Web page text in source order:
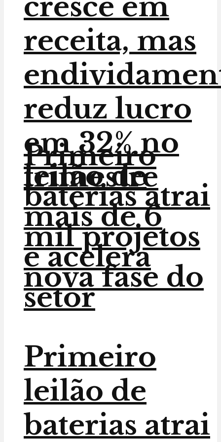
Primeiro
leilão de
baterias atrai
mais de 6
mil projetos
e acelera
nova fase do
setor
receita, mas
reduz lucro
em 32% no
trimestre
Primeiro
leilão de
baterias atrai